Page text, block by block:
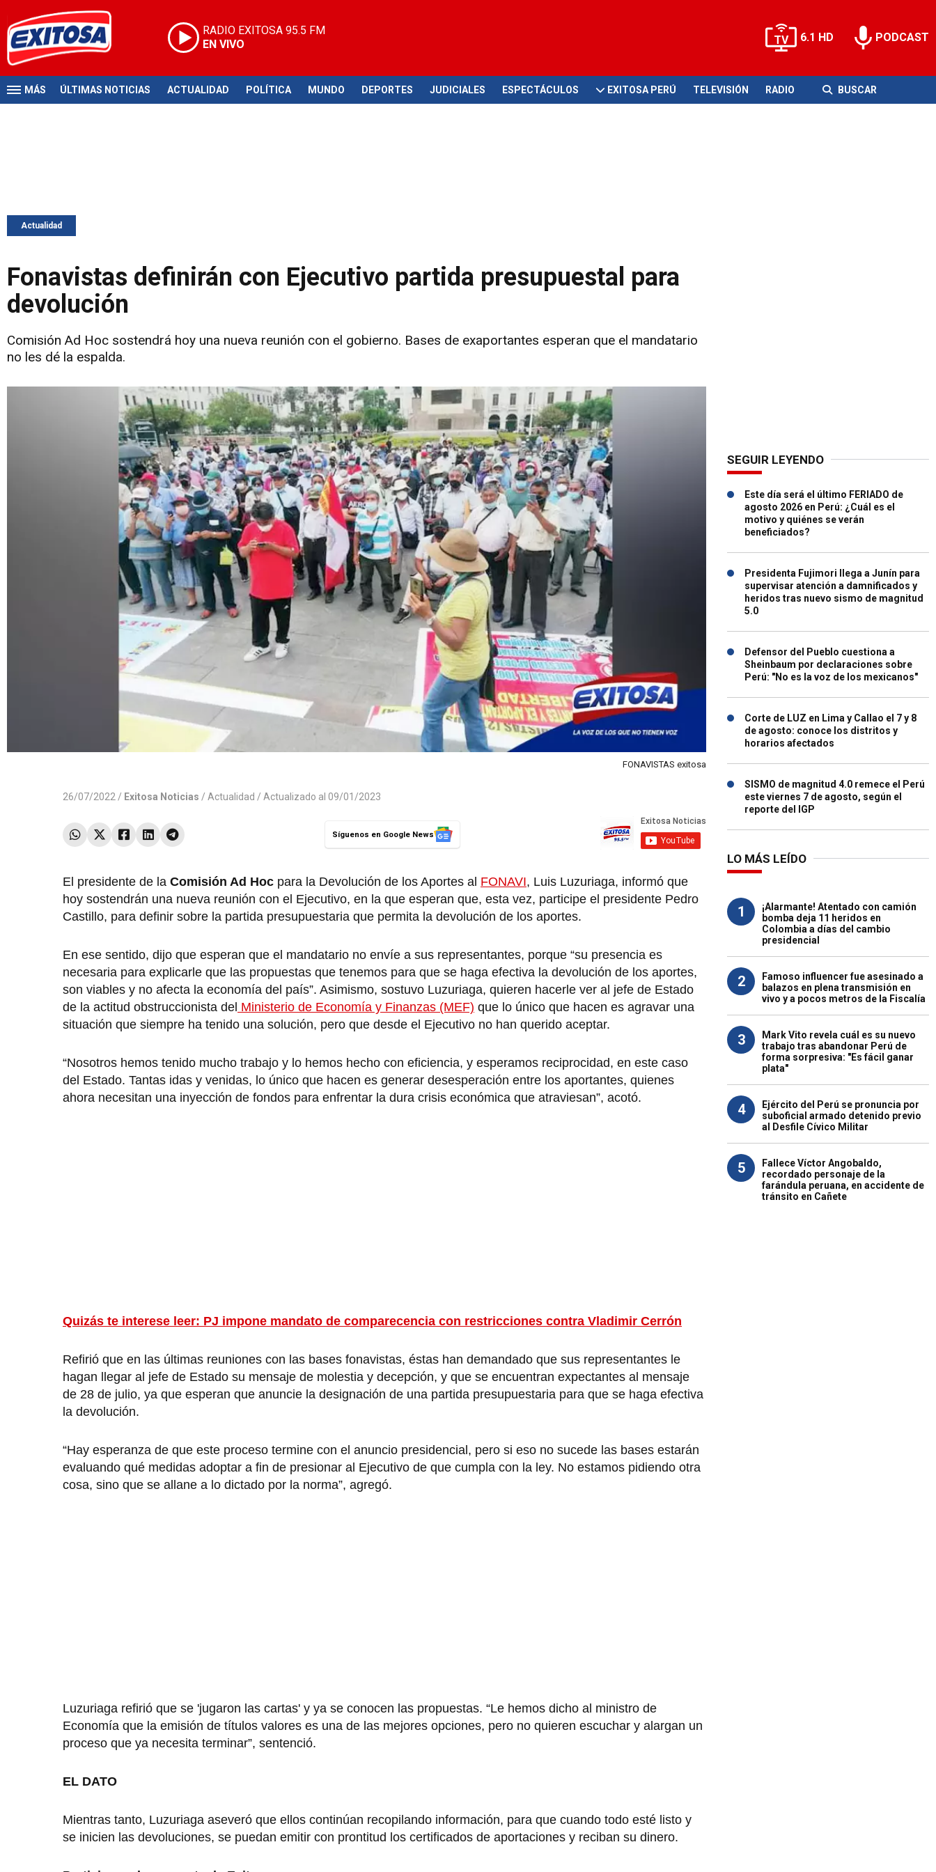
RADIO EXITOSA 95.5 FM
EN VIVO
6.1 HD PODCAST
MÁS ÚLTIMAS NOTICIAS ACTUALIDAD POLÍTICA MUNDO DEPORTES JUDICIALES ESPECTÁCULOS EXITOSA PERÚ TELEVISIÓN RADIO BUSCAR
Actualidad
Fonavistas definirán con Ejecutivo partida presupuestal para
devolución
Comisión Ad Hoc sostendrá hoy una nueva reunión con el gobierno. Bases de exaportantes esperan que el mandatario
no les dé la espalda.
FONAVISTAS exitosa
26/07/2022 / Exitosa Noticias / Actualidad / Actualizado al 09/01/2023
Síguenos en Google News
El presidente de la Comisión Ad Hoc para la Devolución de los Aportes al FONAVI, Luis Luzuriaga, informó que
hoy sostendrán una nueva reunión con el Ejecutivo, en la que esperan que, esta vez, participe el presidente Pedro
Castillo, para definir sobre la partida presupuestaria que permita la devolución de los aportes.
En ese sentido, dijo que esperan que el mandatario no envíe a sus representantes, porque “su presencia es
necesaria para explicarle que las propuestas que tenemos para que se haga efectiva la devolución de los aportes,
son viables y no afecta la economía del país”. Asimismo, sostuvo Luzuriaga, quieren hacerle ver al jefe de Estado
de la actitud obstruccionista del Ministerio de Economía y Finanzas (MEF) que lo único que hacen es agravar una
situación que siempre ha tenido una solución, pero que desde el Ejecutivo no han querido aceptar.
“Nosotros hemos tenido mucho trabajo y lo hemos hecho con eficiencia, y esperamos reciprocidad, en este caso
del Estado. Tantas idas y venidas, lo único que hacen es generar desesperación entre los aportantes, quienes
ahora necesitan una inyección de fondos para enfrentar la dura crisis económica que atraviesan”, acotó.
Quizás te interese leer: PJ impone mandato de comparecencia con restricciones contra Vladimir Cerrón
Refirió que en las últimas reuniones con las bases fonavistas, éstas han demandado que sus representantes le
hagan llegar al jefe de Estado su mensaje de molestia y decepción, y que se encuentran expectantes al mensaje
de 28 de julio, ya que esperan que anuncie la designación de una partida presupuestaria para que se haga efectiva
la devolución.
“Hay esperanza de que este proceso termine con el anuncio presidencial, pero si eso no sucede las bases estarán
evaluando qué medidas adoptar a fin de presionar al Ejecutivo de que cumpla con la ley. No estamos pidiendo otra
cosa, sino que se allane a lo dictado por la norma”, agregó.
Luzuriaga refirió que se 'jugaron las cartas' y ya se conocen las propuestas. “Le hemos dicho al ministro de
Economía que la emisión de títulos valores es una de las mejores opciones, pero no quieren escuchar y alargan un
proceso que ya necesita terminar”, sentenció.
EL DATO
Mientras tanto, Luzuriaga aseveró que ellos continúan recopilando información, para que cuando todo esté listo y
se inicien las devoluciones, se puedan emitir con prontitud los certificados de aportaciones y reciban su dinero.
SEGUIR LEYENDO
Este día será el último FERIADO de
agosto 2026 en Perú: ¿Cuál es el
motivo y quiénes se verán
beneficiados?
Presidenta Fujimori llega a Junín para
supervisar atención a damnificados y
heridos tras nuevo sismo de magnitud
5.0
Defensor del Pueblo cuestiona a
Sheinbaum por declaraciones sobre
Perú: "No es la voz de los mexicanos"
Corte de LUZ en Lima y Callao el 7 y 8
de agosto: conoce los distritos y
horarios afectados
SISMO de magnitud 4.0 remece el Perú
este viernes 7 de agosto, según el
reporte del IGP
LO MÁS LEÍDO
1
¡Alarmante! Atentado con camión
bomba deja 11 heridos en
Colombia a días del cambio
presidencial
2
Famoso influencer fue asesinado a
balazos en plena transmisión en
vivo y a pocos metros de la Fiscalía
3
Mark Vito revela cuál es su nuevo
trabajo tras abandonar Perú de
forma sorpresiva: "Es fácil ganar
plata"
4
Ejército del Perú se pronuncia por
suboficial armado detenido previo
al Desfile Cívico Militar
5
Fallece Víctor Angobaldo,
recordado personaje de la
farándula peruana, en accidente de
tránsito en Cañete